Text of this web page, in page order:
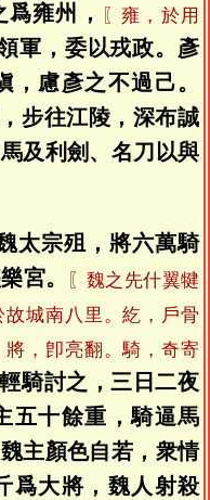
雍州，
〖雍，於用
軍，委以戎政。彥
慮彥之不過己。
步往江陵，深布誠
及利劍、名刀以與
太宗殂，將六萬騎
宮。
〖魏之先什翼犍
城南八里。紇，戶骨
，卽亮翻。騎，奇寄
騎討之，三日二夜
五十餘重，騎逼馬
主顏色自若，衆情
爲大將，魏人射殺